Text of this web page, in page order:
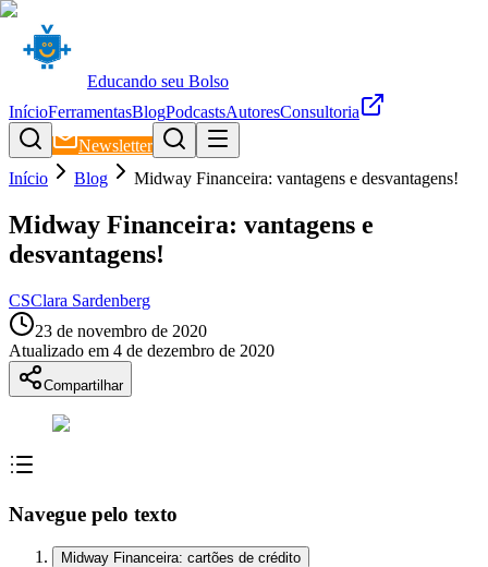
Educando seu Bolso
InícioFerramentasBlogPodcastsAutoresConsultoria
Newsletter
Início
Blog Midway Financeira: vantagens e desvantagens!
Midway Financeira: vantagens e
desvantagens!
CSClara Sardenberg
23 de novembro de 2020
Atualizado em 4 de dezembro de 2020
Compartilhar
Navegue pelo texto
Midway Financeira: cartões de crédito